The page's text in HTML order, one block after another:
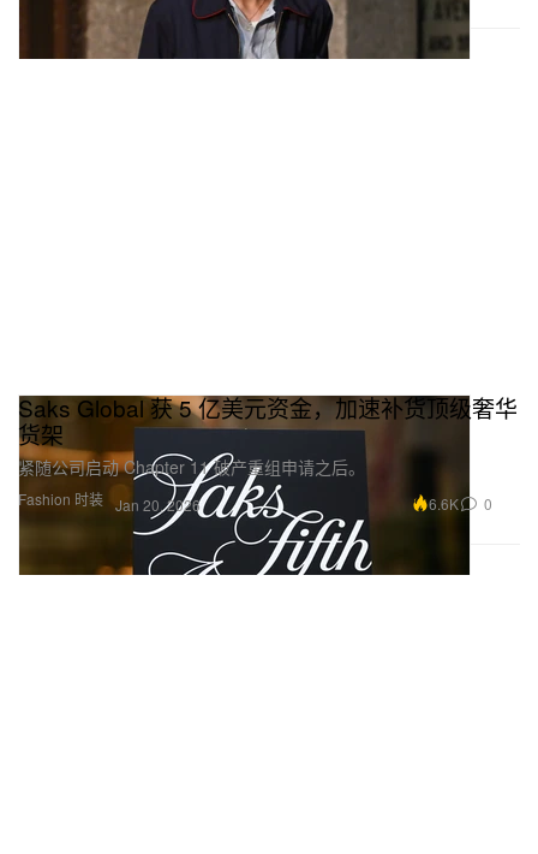
Fashion 时装
Saks Global 获 5 亿美元资金，加速补货顶级奢华
货架
紧随公司启动 Chapter 11 破产重组申请之后。
Jan 20, 2026 6.6K 0